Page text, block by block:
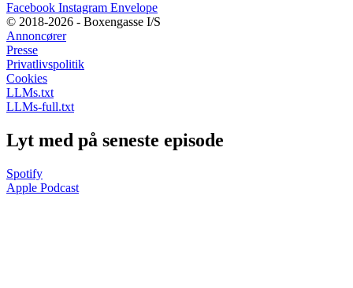
Facebook Instagram Envelope
© 2018-2026 - Boxengasse I/S
Annoncører
Presse
Privatlivspolitik
Cookies
LLMs.txt
LLMs-full.txt
Lyt med på seneste episode
Spotify
Apple Podcast